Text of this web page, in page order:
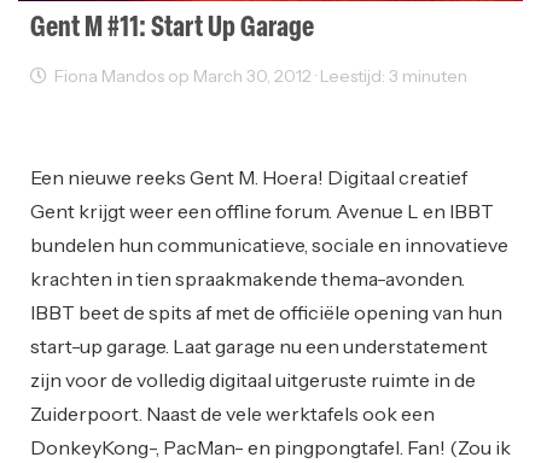
Gent M #11: Start Up Garage
Fiona Mandos op March 30, 2012 · Leestijd: 3 minuten
Een nieuwe reeks Gent M. Hoera! Digitaal creatief
Gent krijgt weer een offline forum. Avenue L en IBBT
bundelen hun communicatieve, sociale en innovatieve
krachten in tien spraakmakende thema-avonden.
IBBT beet de spits af met de officiële opening van hun
start-up garage. Laat garage nu een understatement
zijn voor de volledig digitaal uitgeruste ruimte in de
Zuiderpoort. Naast de vele werktafels ook een
DonkeyKong-, PacMan- en pingpongtafel. Fan! (Zou ik